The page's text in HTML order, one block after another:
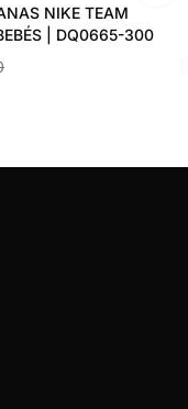
NIKE TEAM
| DQ0665-300